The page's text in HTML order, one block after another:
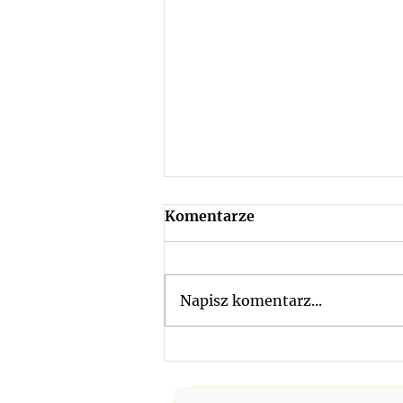
Rekrutacja
Komentarze
Napisz komentarz...